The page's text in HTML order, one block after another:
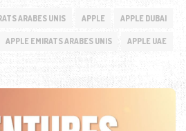
ARABES UNIS APPLE APPLE DUBAI
APPLE EMIRATS ARABES UNIS APPLE UAE